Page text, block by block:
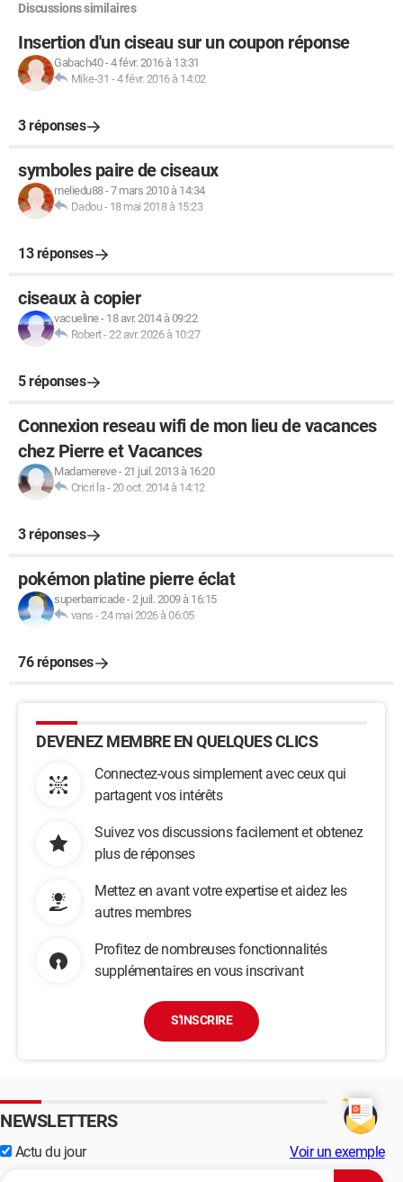
Discussions similaires
Insertion d'un ciseau sur un coupon réponse
Gabach40-4 févr. 2016 à 13:31
Mike-31 -4 févr. 2016 à 14:02
3 réponses
symboles paire de ciseaux
meliedu88-7 mars 2010 à 14:34
Dadou- 18 mai 2018 à 15:23
13 réponses
ciseaux à copier
vacueline- 18 avr. 2014 à 09:22
Robert-22 avr. 2026 à 10:27
5 réponses
Connexion reseau wifi de mon lieu de vacances
chez Pierre et Vacances
Madamereve-21 juil. 2013 à 16:20
Cricri la -20 oct. 2014 à 14:12
3 réponses
pokémon platine pierre éclat
superbarricade-2 juil. 2009 à 16:15
vans -24 mai 2026 à 06:05
76 réponses
DEVENEZ MEMBRE EN QUELQUES CLICS
Connectez-vous simplement avec ceux qui
partagent vos intérêts
Suivez vos discussions facilement et obtenez
plus de réponses
Mettez en avant votre expertise et aidez les
autres membres
Profitez de nombreuses fonctionnalités
supplémentaires en vous inscrivant
S'INSCRIRE
NEWSLETTERS
Actu du jour Voir un exemple